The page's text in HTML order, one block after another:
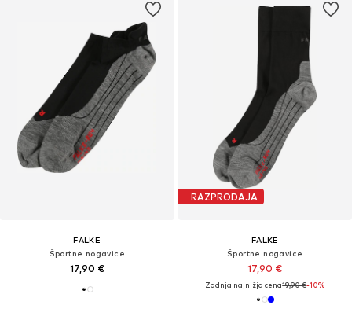
FALKE
Športne nogavice
17,90 €
RAZPRODAJA
FALKE
Športne nogavice
17,90 €
Zadnja najnižja cena19,90 €-10%